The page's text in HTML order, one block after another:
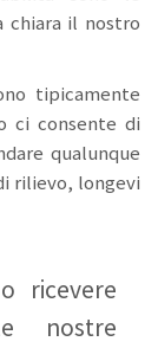
chiara il nostro
tipicamente
ci consente di
qualunque
rilievo, longevi
ricevere
nostre